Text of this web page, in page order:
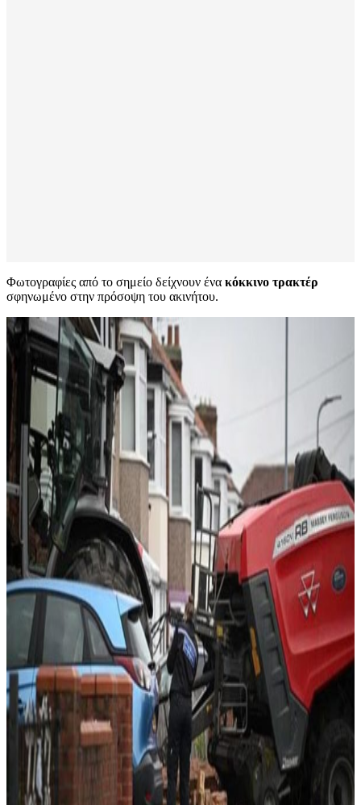
Φωτογραφίες από το σημείο δείχνουν ένα κόκκινο τρακτέρ
σφηνωμένο στην πρόσοψη του ακινήτου.